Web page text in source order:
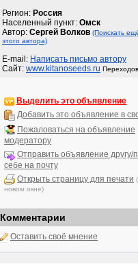
Регион: Россия
Населенный пункт: Омск
Автор: Сергей Волков (Поискать
этого автора)
E-mail: Написать письмо автору
Сайт: www.kitanoseeds.ru
Выделить это объявление
Добавить это объявление в
Пожаловаться на объявление
модератору
Отправить объявление другу/
себе на почту
Открыть страницу для печати
новом окне)
Комментарии
Оставить своё мнение